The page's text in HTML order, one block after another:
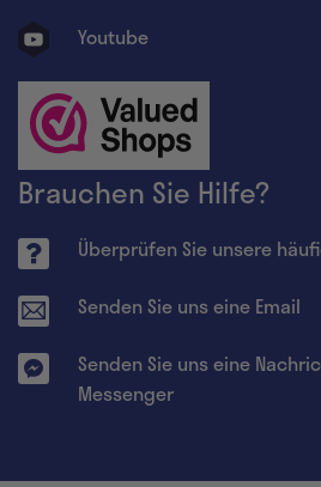
Youtube
Brauchen Sie Hilfe?
Überprüfen Sie unsere
Senden Sie uns eine Email
Senden Sie uns eine
Messenger